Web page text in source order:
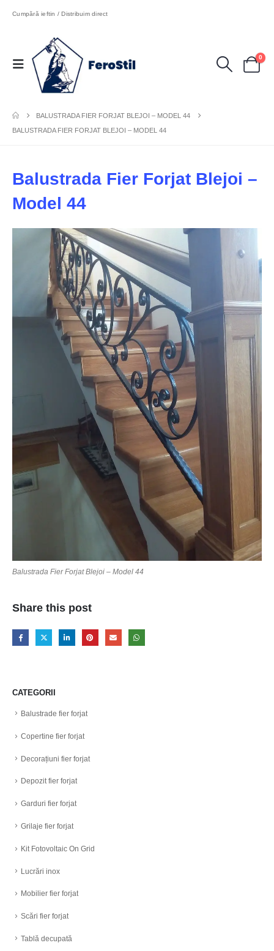
Cumpără ieftin / Distribuim direct
0
BALUSTRADA FIER FORJAT BLEJOI – MODEL 44
BALUSTRADA FIER FORJAT BLEJOI – MODEL 44
Balustrada Fier Forjat Blejoi –
Model 44
Balustrada Fier Forjat Blejoi – Model 44
Share this post
CATEGORII
Balustrade fier forjat
Copertine fier forjat
Decorațiuni fier forjat
Depozit fier forjat
Garduri fier forjat
Grilaje fier forjat
Kit Fotovoltaic On Grid
Lucrări inox
Mobilier fier forjat
Scări fier forjat
Tablă decupată